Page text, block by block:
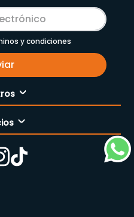
y condiciones
tiendas